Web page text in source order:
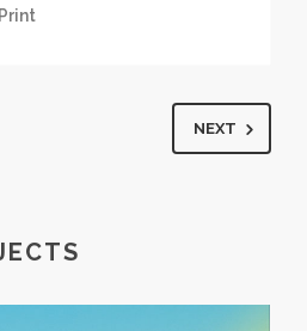
Print
NEXT